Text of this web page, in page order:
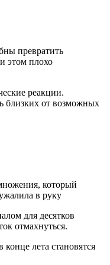
превратить
этом плохо
реакции.
близких от возможных
который
для десятков
отмахнуться.
конце лета становятся